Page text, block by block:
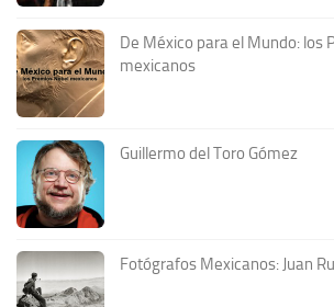
De México para el Mundo: los
mexicanos
Guillermo del Toro Gómez
Fotógrafos Mexicanos: Juan